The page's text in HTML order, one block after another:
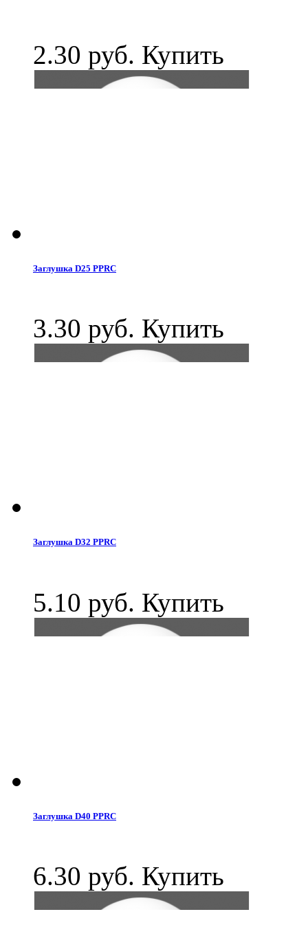
2.30 руб. Купить
Заглушка D25 PPRC
3.30 руб. Купить
Заглушка D32 PPRC
5.10 руб. Купить
Заглушка D40 PPRC
6.30 руб. Купить